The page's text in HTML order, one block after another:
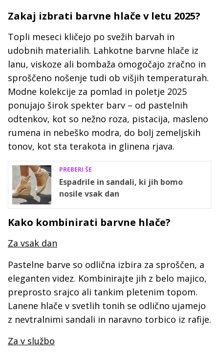
Zakaj izbrati barvne hlače v letu 2025?
Topli meseci kličejo po svežih barvah in
udobnih materialih. Lahkotne barvne hlače iz
lanu, viskoze ali bombaža omogočajo zračno in
sproščeno nošenje tudi ob višjih temperaturah.
Modne kolekcije za pomlad in poletje 2025
ponujajo širok spekter barv – od pastelnih
odtenkov, kot so nežno roza, pistacija, masleno
rumena in nebeško modra, do bolj zemeljskih
tonov, kot sta terakota in glinena rjava.
PREBERI ŠE
Espadrile in sandali, ki jih bomo
nosile vsak dan
Kako kombinirati barvne hlače?
Za vsak dan
Pastelne barve so odlična izbira za sproščen, a
eleganten videz. Kombinirajte jih z belo majico,
preprosto srajco ali tankim pletenim topom.
Lanene hlače v svetlih tonih se odlično ujamejo
z nevtralnimi sandali in naravno torbico iz rafije.
Za v službo